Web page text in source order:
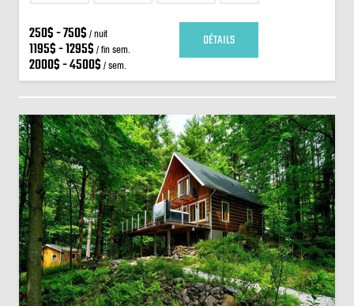
250$ - 750$ / nuit
1195$ - 1295$ / fin sem.
2000$ - 4500$ / sem.
DÉTAILS